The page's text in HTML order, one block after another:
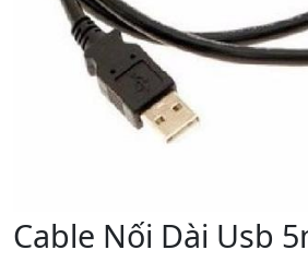
Cable Nối Dài Usb